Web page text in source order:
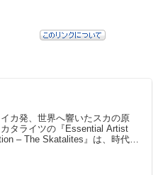
カ発、世界へ響いたスカの原
カタライツの『Essential Artist
– The Skatalites』は、時代を